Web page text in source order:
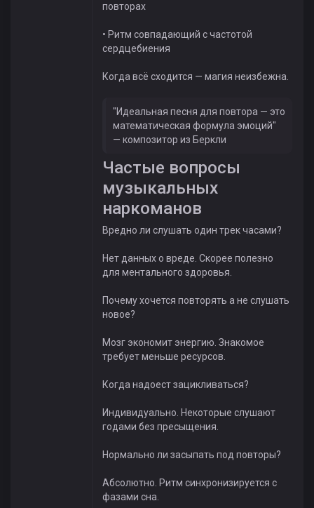
повторах
• Ритм совпадающий с частотой
сердцебиения
Когда всё сходится — магия неизбежна.
"Идеальная песня для повтора — это
математическая формула эмоций"
— композитор из Беркли
Частые вопросы
музыкальных
наркоманов
Вредно ли слушать один трек часами?
Нет данных о вреде. Скорее полезно
для ментального здоровья.
Почему хочется повторять а не слушать
новое?
Мозг экономит энергию. Знакомое
требует меньше ресурсов.
Когда надоест зацикливаться?
Индивидуально. Некоторые слушают
годами без пресыщения.
Нормально ли засыпать под повторы?
Абсолютно. Ритм синхронизируется с
фазами сна.